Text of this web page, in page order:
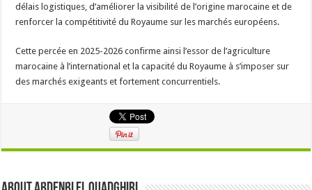
délais logistiques, d’améliorer la visibilité de l’origine marocaine et de
renforcer la compétitivité du Royaume sur les marchés européens.
Cette percée en 2025-2026 confirme ainsi l’essor de l’agriculture
marocaine à l’international et la capacité du Royaume à s’imposer sur
des marchés exigeants et fortement concurrentiels.